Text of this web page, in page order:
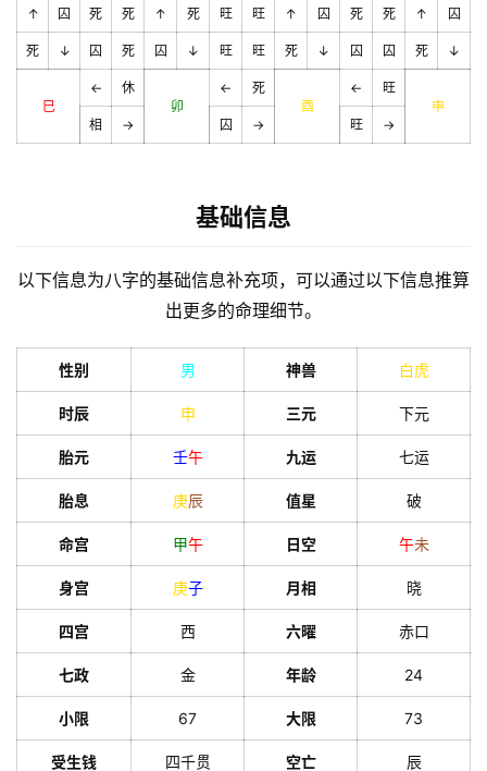
↑ 囚 死 死 ↑ 死 旺 旺 ↑ 囚 死 死 ↑ 囚
死 ↓ 囚 死 囚 ↓ 旺 旺 死 ↓ 囚 囚 死 ↓
巳
←
休
卯
←
死
酉
←
旺
申
相
→ 囚 → 旺 →
基础信息
以下信息为八字的基础信息补充项，可以通过以下信息推算
出更多的命理细节。
性别 男 神兽 白虎
时辰 申 三元 下元
胎元 壬午 九运 七运
胎息 庚辰 值星 破
命宫 甲午 日空 午未
身宫 庚子 月相 晓
四宫 西 六曜 赤口
七政 金 年龄 24
小限 67 大限 73
受生钱 四千贯 空亡 辰